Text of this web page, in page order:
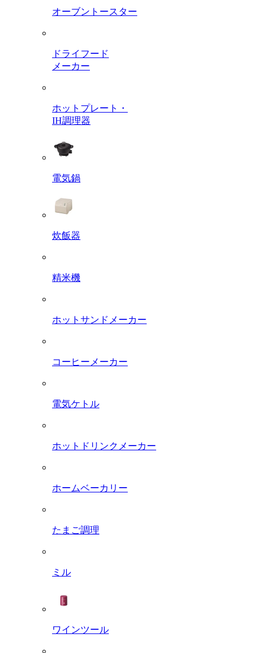
オーブントースター
ドライフード
メーカー
ホットプレート・
IH調理器
電気鍋
炊飯器
精米機
ホットサンドメーカー
コーヒーメーカー
電気ケトル
ホットドリンクメーカー
ホームベーカリー
たまご調理
ミル
ワインツール